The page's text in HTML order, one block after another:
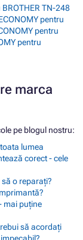
TN-248
pentru
pentru
pentru
marca
pe blogul nostru:
lumea
corect - cele
o reparați?
mai puține
să acordați